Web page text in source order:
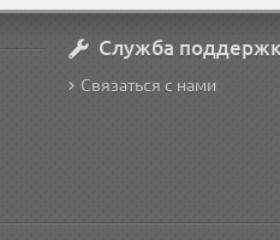
Служба
Связаться с нами